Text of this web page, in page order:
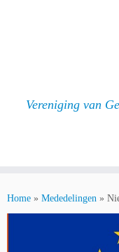
Vereniging van
Home » Mededelingen »